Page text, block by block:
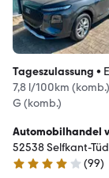
Tageszulassung •
7,8 l/100km (komb.)
G (komb.)
Automobilhandel
52538 Selfkant-
4.2 Sterne
(99)